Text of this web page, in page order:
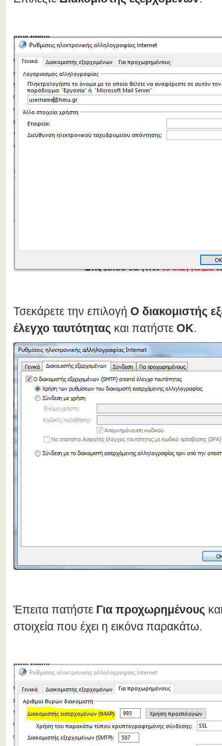
Τσεκάρετε την επιλογή Ο διακομιστής
έλεγχο ταυτότητας και πατήστε OK.
Έπειτα πατήστε Για προχωρημένους
στοιχεία που έχει η εικόνα παρακάτω.